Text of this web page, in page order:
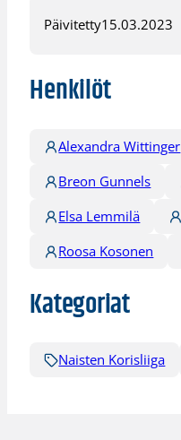
Päivitetty15.03.2023
Henkilöt
Alexandra Wittinger
Breon Gunnels
Elsa Lemmilä
Roosa Kosonen
Kategoriat
Naisten Korisliiga